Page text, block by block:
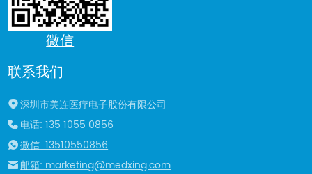
微信
联系我们
深圳市美连医疗电子股份有限公司
电话: 135 1055 0856
微信: 13510550856
邮箱: marketing@medxing.com